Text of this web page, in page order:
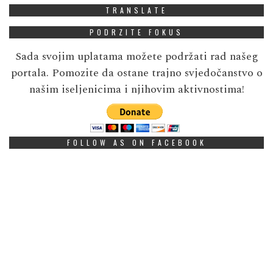
TRANSLATE
PODRZITE FOKUS
Sada svojim uplatama možete podržati rad našeg
portala. Pomozite da ostane trajno svjedočanstvo o
našim iseljenicima i njihovim aktivnostima!
FOLLOW AS ON FACEBOOK